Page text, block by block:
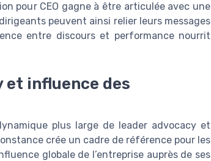
pour CEO gagne à être articulée avec une
peuvent ainsi relier leurs messages
entre discours et performance nourrit
et influence des
plus large de leader advocacy et
crée un cadre de référence pour les
globale de l’entreprise auprès de ses